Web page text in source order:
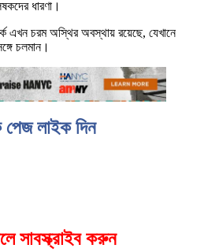
ধারণা।
এখন চরম অস্থির অবস্থায় রয়েছে, যেখানে
চলমান।
পেজ লাইক দিন
সাবস্ক্রাইব করুন